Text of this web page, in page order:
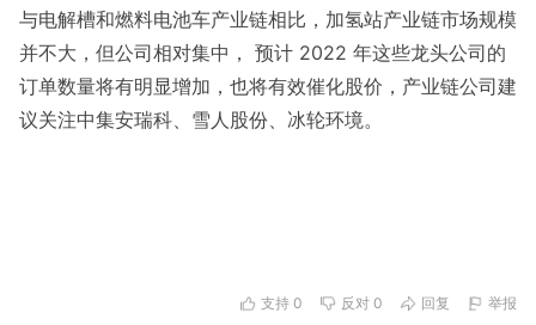
与电解槽和燃料电池车产业链相比，加氢站产业链市场规模
并不大，但公司相对集中， 预计 2022 年这些龙头公司的
订单数量将有明显增加，也将有效催化股价，产业链公司建
议关注中集安瑞科、雪人股份、冰轮环境。
支持 0 反对 0 回复 举报